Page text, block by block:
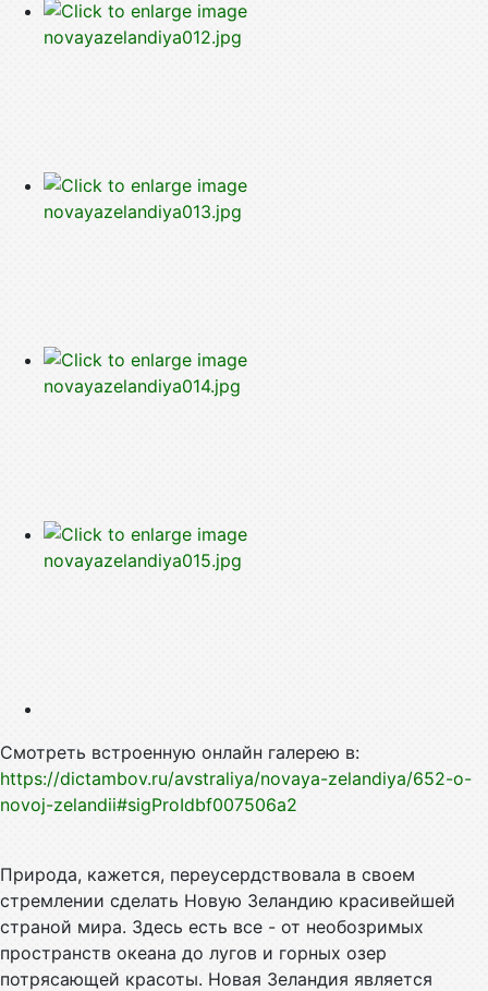
Смотреть встроенную онлайн галерею в:
https://dictambov.ru/avstraliya/novaya-zelandiya/652-o-
novoj-zelandii#sigProIdbf007506a2
Природа, кажется, переусердствовала в своем
стремлении сделать Новую Зеландию красивейшей
страной мира. Здесь есть все - от необозримых
пространств океана до лугов и горных озер
потрясающей красоты. Новая Зеландия является